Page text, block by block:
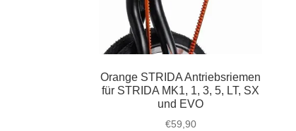
Orange STRIDA Antriebsriemen
für STRIDA MK1, 1, 3, 5, LT, SX
und EVO
€59,90